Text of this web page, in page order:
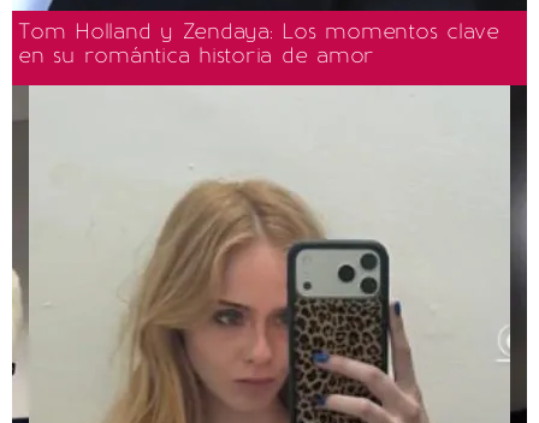
Tom Holland y Zendaya: Los momentos clave
en su romántica historia de amor